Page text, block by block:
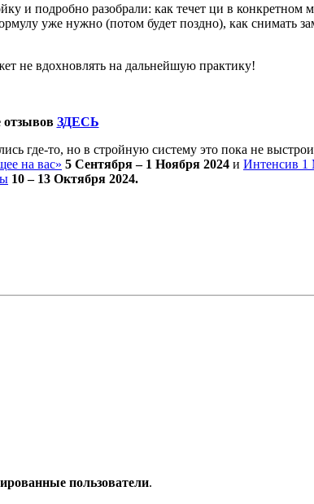
и подробно разобрали: как течет ци в конкретном
уже нужно (потом будет поздно), как снимать
не вдохновлять на дальнейшую практику!
ЗДЕСЬ
где-то, но в стройную систему это пока не
на вас» 5 Сентября – 1 Ноября 2024 и Интенсив 1
10 – 13 Октября 2024.
пользователи.